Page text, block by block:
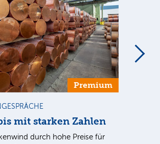
Premium
mit starken Zahlen
durch hohe Preise für